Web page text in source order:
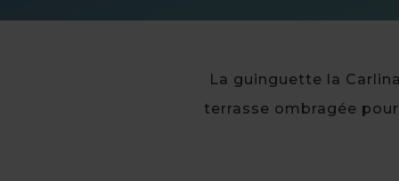
La guinguette la
terrasse ombragée